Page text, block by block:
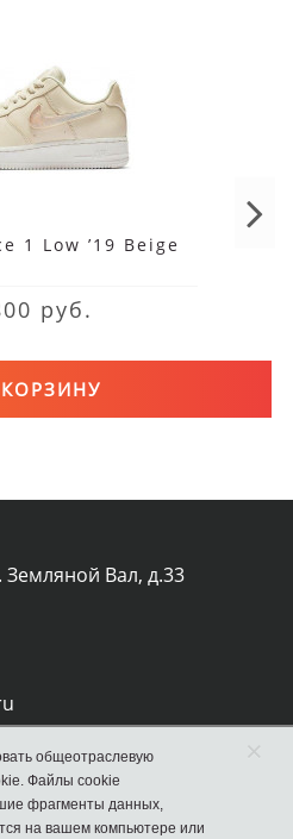
1 Low ’19 Beige
руб.
Земляной Вал, д.33
общеотраслевую
Файлы cookie
фрагменты данных,
на вашем компьютере или
×